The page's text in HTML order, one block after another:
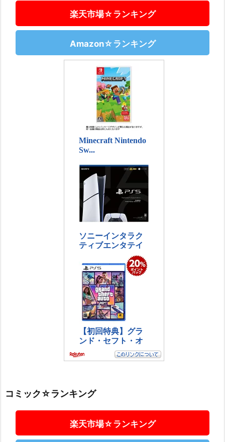
楽天市場☆ランキング
Amazon☆ランキング
コミック☆ランキング
楽天市場☆ランキング